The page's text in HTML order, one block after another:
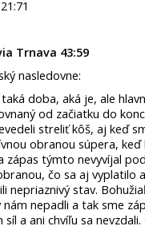
Trnava 43:59
nasledovne:
doba, aká je, ale
od začiatku do
streliť kôš, aj keď
obranou súpera, keď
zápas týmto nevyvíjal
čo sa aj vyplatilo
nepriaznivý stav.
nepadli a tak sme
a ani chvíľu sa